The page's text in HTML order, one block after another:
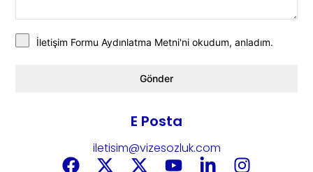
E Posta
iletisim@vizesozluk.com
İletişim Formu Aydınlatma Metni'ni okudum, anladım.
Gönder